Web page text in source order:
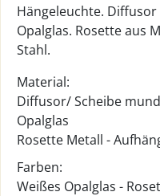
Hängeleuchte.
Opalglas. Rosette aus
Stahl.
Material:
Diffusor/ Scheibe
Opalglas
Rosette Metall -
Farben:
Weißes Opalglas -